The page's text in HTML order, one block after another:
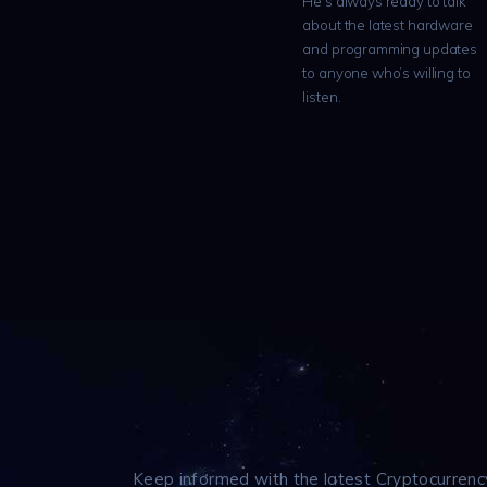
about the latest hardware
and programming updates
to anyone who’s willing to
listen.
Keep informed with the latest